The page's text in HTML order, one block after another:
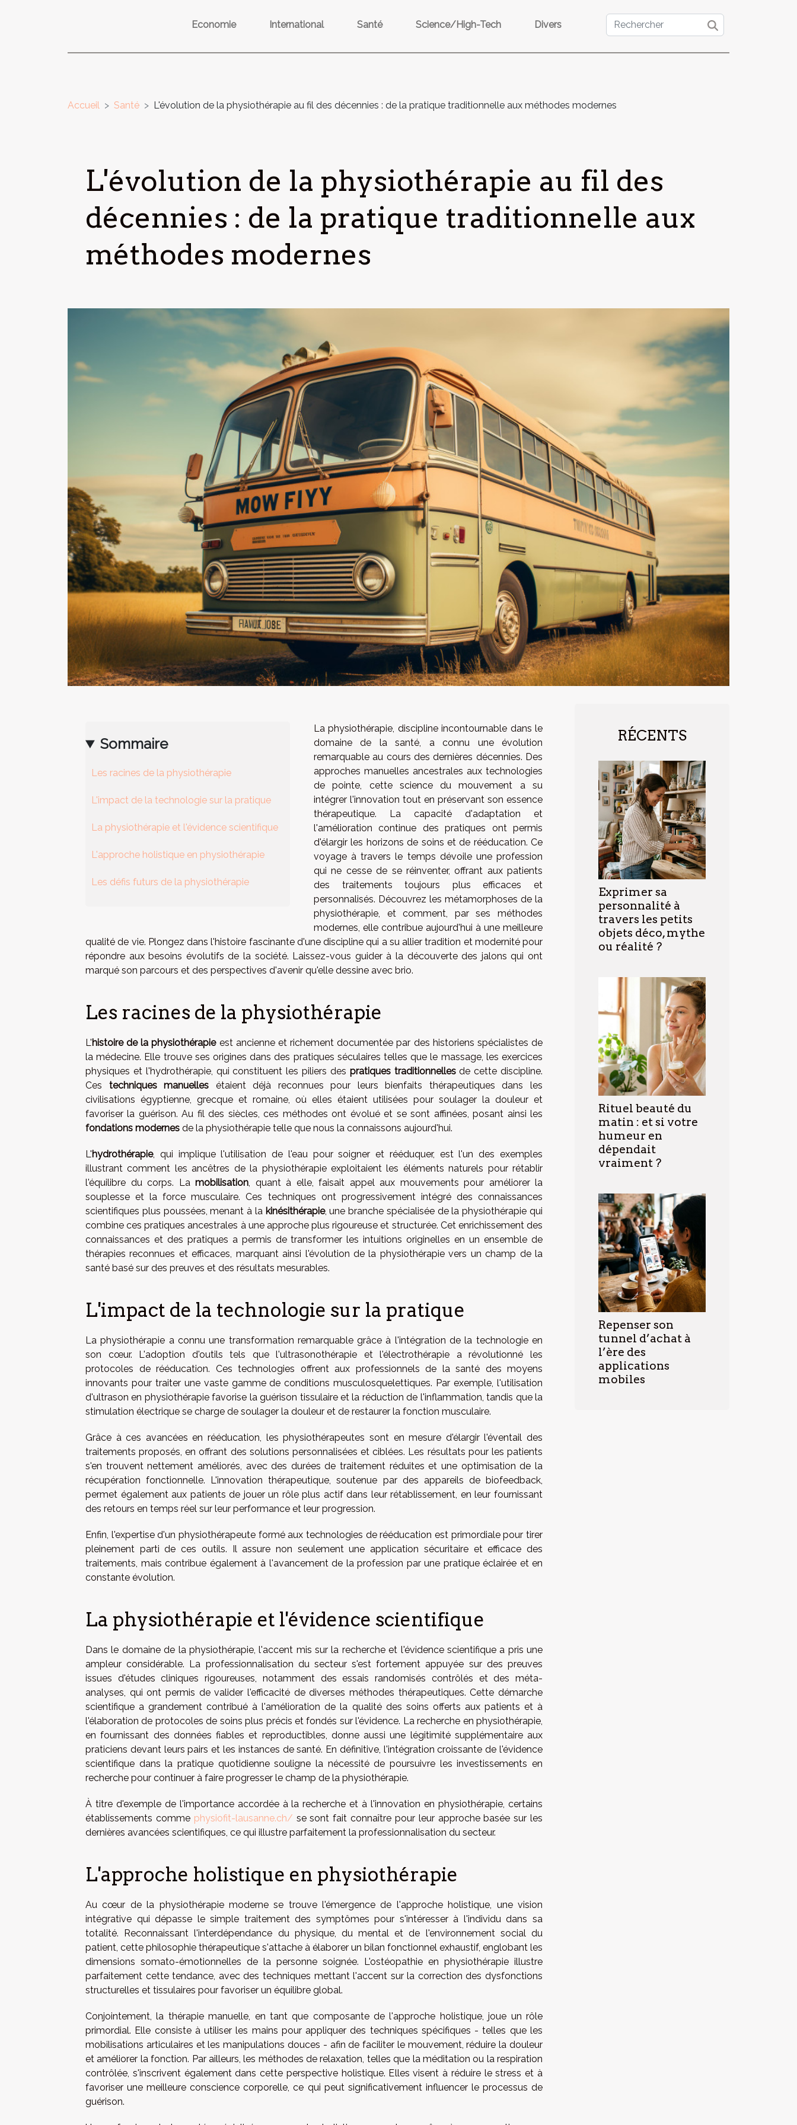
Economie International Santé Science/High-Tech Divers
Accueil Santé L'évolution de la physiothérapie au fil des décennies : de la pratique traditionnelle aux méthodes modernes
L'évolution de la physiothérapie au fil des
décennies : de la pratique traditionnelle aux
méthodes modernes
Sommaire
Les racines de la physiothérapie
L'impact de la technologie sur la pratique
La physiothérapie et l'évidence scientifique
L'approche holistique en physiothérapie
Les défis futurs de la physiothérapie
La physiothérapie, discipline incontournable dans le
domaine de la santé, a connu une évolution
remarquable au cours des dernières décennies. Des
approches manuelles ancestrales aux technologies
de pointe, cette science du mouvement a su
intégrer l'innovation tout en préservant son essence
thérapeutique. La capacité d'adaptation et
l'amélioration continue des pratiques ont permis
d'élargir les horizons de soins et de rééducation. Ce
voyage à travers le temps dévoile une profession
qui ne cesse de se réinventer, offrant aux patients
des traitements toujours plus efficaces et
personnalisés. Découvrez les métamorphoses de la
physiothérapie, et comment, par ses méthodes
modernes, elle contribue aujourd'hui à une meilleure
qualité de vie. Plongez dans l'histoire fascinante d'une discipline qui a su allier tradition et modernité pour
répondre aux besoins évolutifs de la société. Laissez-vous guider à la découverte des jalons qui ont
marqué son parcours et des perspectives d'avenir qu'elle dessine avec brio.
Les racines de la physiothérapie
L'histoire de la physiothérapieest ancienne et richement documentée par des historiens spécialistes de
la médecine. Elle trouve ses origines dans des pratiques séculaires telles que le massage, les exercices
physiques et l'hydrothérapie, qui constituent les piliers des pratiques traditionnellesde cette discipline.
Ces techniques manuelles étaient déjà reconnues pour leurs bienfaits thérapeutiques dans les
civilisations égyptienne, grecque et romaine, où elles étaient utilisées pour soulager la douleur et
favoriser la guérison. Au fil des siècles, ces méthodes ont évolué et se sont affinées, posant ainsi les
fondations modernes de la physiothérapie telle que nous la connaissons aujourd'hui.
L'hydrothérapie, qui implique l'utilisation de l'eau pour soigner et rééduquer, est l'un des exemples
illustrant comment les ancêtres de la physiothérapie exploitaient les éléments naturels pour rétablir
l'équilibre du corps. La mobilisation, quant à elle, faisait appel aux mouvements pour améliorer la
souplesse et la force musculaire. Ces techniques ont progressivement intégré des connaissances
scientifiques plus poussées, menant à la kinésithérapie, une branche spécialisée de la physiothérapie qui
combine ces pratiques ancestrales à une approche plus rigoureuse et structurée. Cet enrichissement des
connaissances et des pratiques a permis de transformer les intuitions originelles en un ensemble de
thérapies reconnues et efficaces, marquant ainsi l'évolution de la physiothérapie vers un champ de la
santé basé sur des preuves et des résultats mesurables.
L'impact de la technologie sur la pratique
La physiothérapie a connu une transformation remarquable grâce à l'intégration de la technologie en
son cœur. L'adoption d'outils tels que l'ultrasonothérapie et l'électrothérapie a révolutionné les
protocoles de rééducation. Ces technologies offrent aux professionnels de la santé des moyens
innovants pour traiter une vaste gamme de conditions musculosquelettiques. Par exemple, l'utilisation
d'ultrason en physiothérapie favorise la guérison tissulaire et la réduction de l'inflammation, tandis que la
stimulation électrique se charge de soulager la douleur et de restaurer la fonction musculaire.
Grâce à ces avancées en rééducation, les physiothérapeutes sont en mesure d'élargir l'éventail des
traitements proposés, en offrant des solutions personnalisées et ciblées. Les résultats pour les patients
s'en trouvent nettement améliorés, avec des durées de traitement réduites et une optimisation de la
récupération fonctionnelle. L'innovation thérapeutique, soutenue par des appareils de biofeedback,
permet également aux patients de jouer un rôle plus actif dans leur rétablissement, en leur fournissant
des retours en temps réel sur leur performance et leur progression.
Enfin, l'expertise d'un physiothérapeute formé aux technologies de rééducation est primordiale pour tirer
pleinement parti de ces outils. Il assure non seulement une application sécuritaire et efficace des
traitements, mais contribue également à l'avancement de la profession par une pratique éclairée et en
constante évolution.
La physiothérapie et l'évidence scientifique
Dans le domaine de la physiothérapie, l'accent mis sur la recherche et l'évidence scientifique a pris une
ampleur considérable. La professionnalisation du secteur s'est fortement appuyée sur des preuves
issues d'études cliniques rigoureuses, notamment des essais randomisés contrôlés et des méta-
analyses, qui ont permis de valider l'efficacité de diverses méthodes thérapeutiques. Cette démarche
scientifique a grandement contribué à l'amélioration de la qualité des soins offerts aux patients et à
l'élaboration de protocoles de soins plus précis et fondés sur l'évidence. La recherche en physiothérapie,
en fournissant des données fiables et reproductibles, donne aussi une légitimité supplémentaire aux
praticiens devant leurs pairs et les instances de santé. En définitive, l'intégration croissante de l'évidence
scientifique dans la pratique quotidienne souligne la nécessité de poursuivre les investissements en
recherche pour continuer à faire progresser le champ de la physiothérapie.
À titre d'exemple de l'importance accordée à la recherche et à l'innovation en physiothérapie, certains
établissements comme physiofit-lausanne.ch/ se sont fait connaître pour leur approche basée sur les
dernières avancées scientifiques, ce qui illustre parfaitement la professionnalisation du secteur.
L'approche holistique en physiothérapie
Au cœur de la physiothérapie moderne se trouve l'émergence de l'approche holistique, une vision
intégrative qui dépasse le simple traitement des symptômes pour s'intéresser à l'individu dans sa
totalité. Reconnaissant l'interdépendance du physique, du mental et de l'environnement social du
patient, cette philosophie thérapeutique s'attache à élaborer un bilan fonctionnel exhaustif, englobant les
dimensions somato-émotionnelles de la personne soignée. L'ostéopathie en physiothérapie illustre
parfaitement cette tendance, avec des techniques mettant l'accent sur la correction des dysfonctions
structurelles et tissulaires pour favoriser un équilibre global.
Conjointement, la thérapie manuelle, en tant que composante de l'approche holistique, joue un rôle
primordial. Elle consiste à utiliser les mains pour appliquer des techniques spécifiques - telles que les
mobilisations articulaires et les manipulations douces - afin de faciliter le mouvement, réduire la douleur
et améliorer la fonction. Par ailleurs, les méthodes de relaxation, telles que la méditation ou la respiration
contrôlée, s'inscrivent également dans cette perspective holistique. Elles visent à réduire le stress et à
favoriser une meilleure conscience corporelle, ce qui peut significativement influencer le processus de
guérison.
RÉCENTS
Exprimer sa
personnalité à
travers les petits
objets déco, mythe
ou réalité ?
Rituel beauté du
matin : et si votre
humeur en
dépendait
vraiment ?
Repenser son
tunnel d’achat à
l’ère des
applications
mobiles